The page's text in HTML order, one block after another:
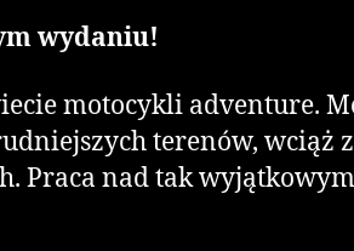
wydaniu!
motocykli adventure.
terenów, wciąż
Praca nad tak